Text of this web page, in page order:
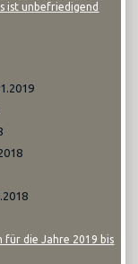
ist unbefriedigend
für die Jahre 2019 bis